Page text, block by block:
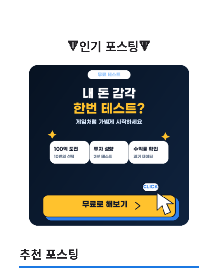
🔻인기 포스팅🔻
추천 포스팅